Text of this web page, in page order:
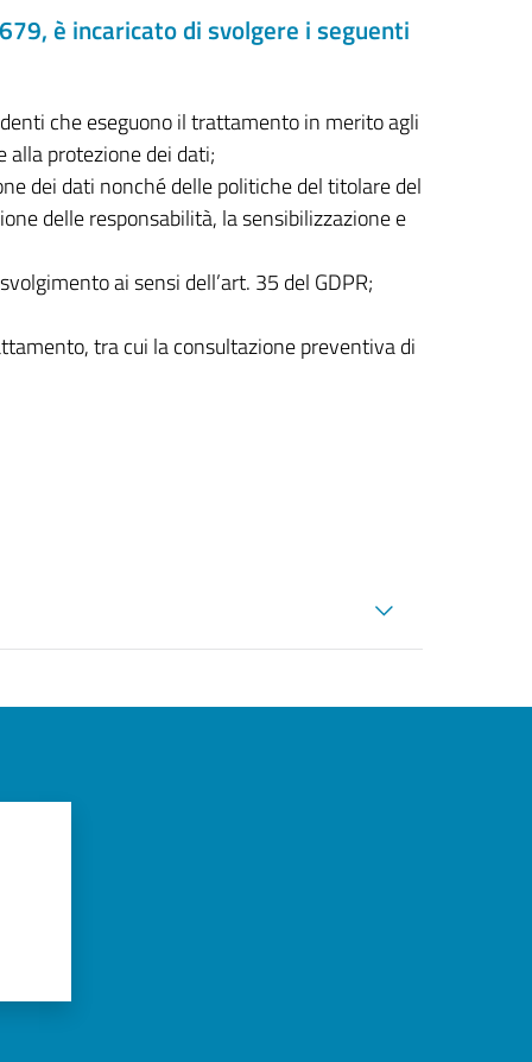
è incaricato di svolgere i seguenti
che eseguono il trattamento in merito agli
protezione dei dati;
dei dati nonché delle politiche del titolare del
delle responsabilità, la sensibilizzazione e
ai sensi dell’art. 35 del GDPR;
tra cui la consultazione preventiva di